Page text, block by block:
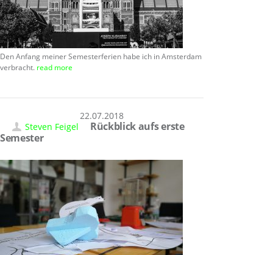
Den Anfang meiner Semesterferien habe ich in Amsterdam
verbracht. read more
22.07.2018
Steven Feigel
Rückblick aufs erste
Semester